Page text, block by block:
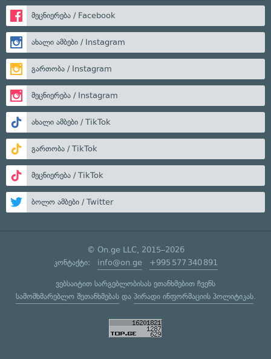
მეცნიერება / Facebook
ახალი ამბები / Instagram
გართობა / Instagram
მეცნიერება / Instagram
ახალი ამბები / TikTok
გართობა / TikTok
მეცნიერება / TikTok
ბოლო ამბები / Twitter
© On.ge LLC, 2015–2026
კონტაქტი: info@on.ge +995 577 340 891
ვებსაიტით სარგებლობისას ეთანხმებით ჩვენს
სამომხმარებლო შეთანხმებასდა პირადი ინფორმაციის პოლიტიკას.